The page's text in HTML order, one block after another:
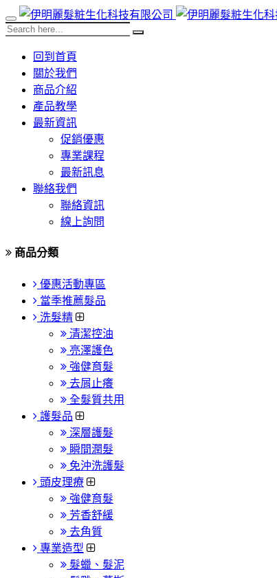
回到首頁
關於我們
商品介紹
產品教學
最新資訊
促銷優惠
專業課程
最新訊息
聯絡我們
聯絡資訊
線上詢問
商品分類
優惠活動專區
當季推薦髮品
洗髮精
清潔控油
亮澤護色
強健育髮
去屑止癢
全髮質共用
護髮品
深層護髮
瞬間潤髮
免沖洗護髮
頭皮理療
強健育髮
芳香舒緩
去角質
專業造型
髮蠟、髮泥